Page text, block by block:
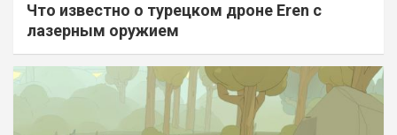
Что известно о турецком дроне Eren с
лазерным оружием